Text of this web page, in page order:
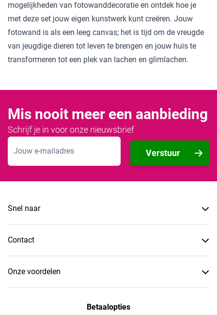
mogelijkheden van fotowanddecoratie en ontdek hoe je
met deze set jouw eigen kunstwerk kunt creëren. Jouw
fotowand is als een leeg canvas; het is tijd om de vreugde
van jeugdige dieren tot leven te brengen en jouw huis te
transformeren tot een plek van lachen en glimlachen.
Mis nooit meer een aanbieding
Schrijf je in voor onze nieuwsbrief
E-mailadres
Verstuur
Snel naar
Contact
Onze voordelen
Betaalopties